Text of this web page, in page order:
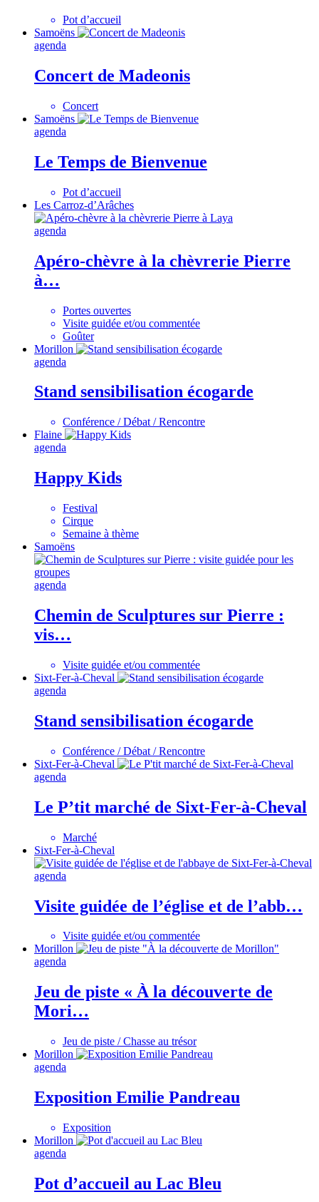
Pot d’accueil
Samoëns
agenda
Concert de Madeonis
Concert
Samoëns
agenda
Le Temps de Bienvenue
Pot d’accueil
Les Carroz-d’Arâches
agenda
Apéro-chèvre à la chèvrerie Pierre
à…
Portes ouvertes
Visite guidée et/ou commentée
Goûter
Morillon
agenda
Stand sensibilisation écogarde
Conférence / Débat / Rencontre
Flaine
agenda
Happy Kids
Festival
Cirque
Semaine à thème
Samoëns
agenda
Chemin de Sculptures sur Pierre :
vis…
Visite guidée et/ou commentée
Sixt-Fer-à-Cheval
agenda
Stand sensibilisation écogarde
Conférence / Débat / Rencontre
Sixt-Fer-à-Cheval
agenda
Le P’tit marché de Sixt-Fer-à-Cheval
Marché
Sixt-Fer-à-Cheval
agenda
Visite guidée de l’église et de l’abb…
Visite guidée et/ou commentée
Morillon
agenda
Jeu de piste « À la découverte de
Mori…
Jeu de piste / Chasse au trésor
Morillon
agenda
Exposition Emilie Pandreau
Exposition
Morillon
agenda
Pot d’accueil au Lac Bleu